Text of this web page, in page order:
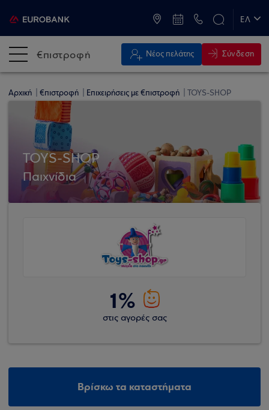
ΕΛ
€πιστροφή Νέος πελάτης Σύνδεση
Αρχική €πιστροφή Επιχειρήσεις με €πιστροφή TOYS-SHOP
Παιχνίδια
TOYS-SHOP
1%
στις αγορές σας
Βρίσκω τα καταστήματα